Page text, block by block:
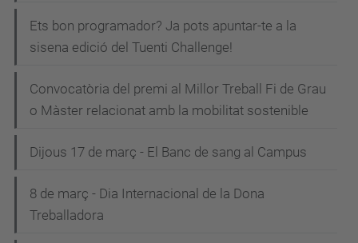
Ets bon programador? Ja pots apuntar-te a la
sisena edició del Tuenti Challenge!
Convocatòria del premi al Millor Treball Fi de Grau
o Màster relacionat amb la mobilitat sostenible
Dijous 17 de març - El Banc de sang al Campus
8 de març - Dia Internacional de la Dona
Treballadora